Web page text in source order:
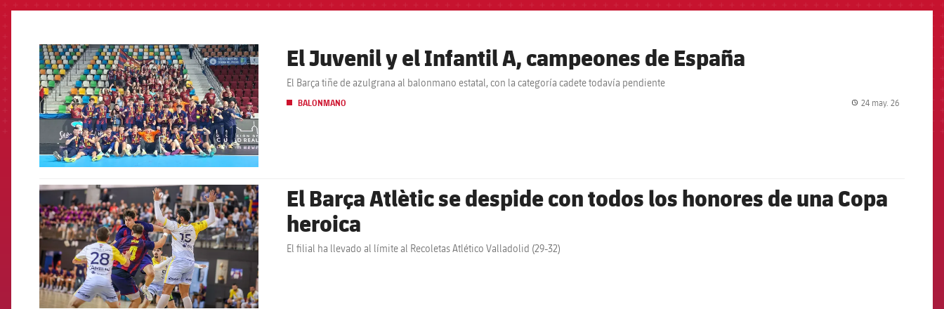
FCB Barcelona badge El Juvenil y el Infantil A, campeones de España
El Barça tiñe de azulgrana al balonmano estatal, con la categoría cadete todavía pendiente
BALONMANO 24 may. 26
FCB Barcelona badge
El Barça Atlètic se despide con todos los honores de una Copa
heroica
El filial ha llevado al límite al Recoletas Atlético Valladolid (29-32)